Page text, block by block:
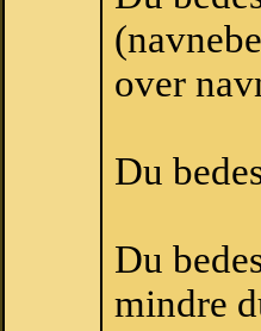
over
Du
Du
mindre